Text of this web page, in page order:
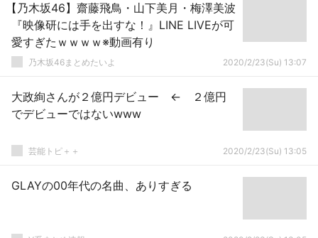
【乃木坂46】齋藤飛鳥・山下美月・梅澤美波
『映像研には手を出すな！』LINE LIVEが可
愛すぎたｗｗｗｗ※動画有り
乃木坂46まとめたいよ 2020/2/23(Su) 13:07
大政絢さんが２億円デビュー ← ２億円
でデビューではないwww
芸能トピ＋＋ 2020/2/23(Su) 13:05
GLAYの00年代の名曲、ありすぎる